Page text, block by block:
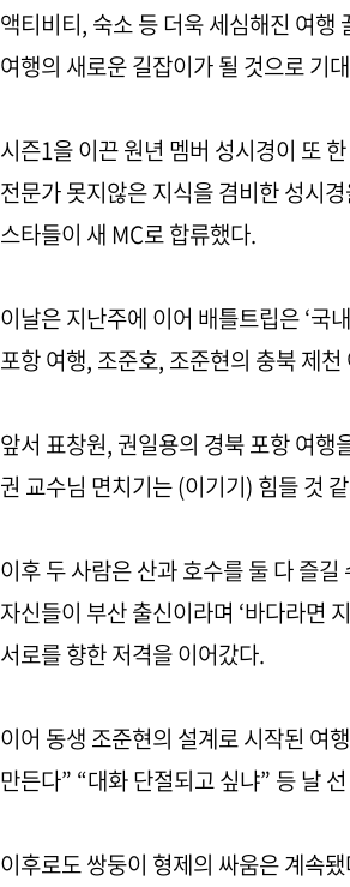
액티비티, 숙소 등 더욱 세심해진 여
여행의 새로운 길잡이가 될 것으로 기
시즌1을 이끈 원년 멤버 성시경이 또
전문가 못지않은 지식을 겸비한 성시
스타들이 새 MC로 합류했다.
이날은 지난주에 이어 배틀트립은 ‘국
포항 여행, 조준호, 조준현의 충북 제
앞서 표창원, 권일용의 경북 포항 여행
권 교수님 면치기는 (이기기) 힘들 것
이후 두 사람은 산과 호수를 둘 다 즐
자신들이 부산 출신이라며 ‘바다라면
서로를 향한 저격을 이어갔다.
이어 동생 조준현의 설계로 시작된 여
만든다” “대화 단절되고 싶냐” 등 날
이후로도 쌍둥이 형제의 싸움은 계속